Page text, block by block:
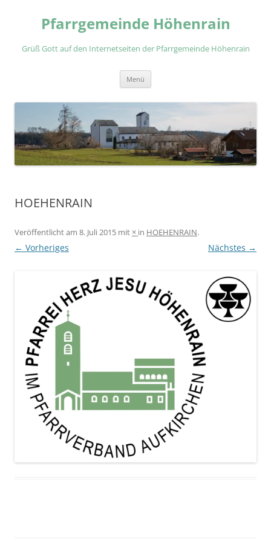
springenPfarrgemeinde Höhenrain
Grüß Gott auf den Internetseiten der Pfarrgemeinde Höhenrain
Menü
HOEHENRAIN
Veröffentlicht am 8. Juli 2015 mit × in HOEHENRAIN.
← Vorheriges Nächstes →